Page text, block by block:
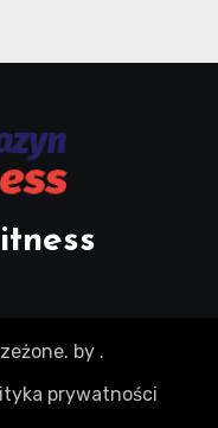
by .
prywatności